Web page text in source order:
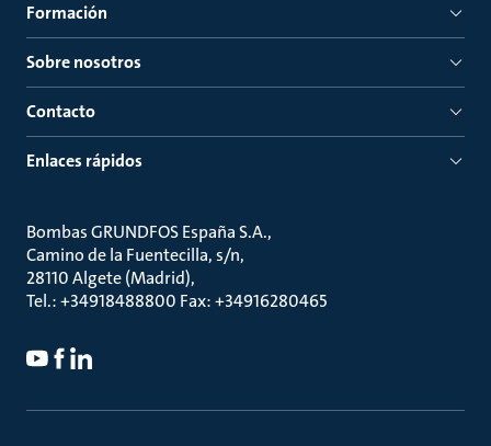
Formación
Sobre nosotros
Contacto
Enlaces rápidos
Bombas GRUNDFOS España S.A.
Camino de la Fuentecilla, s/n
28110 Algete (Madrid)
Tel.: +34918488800 Fax: +34916280465